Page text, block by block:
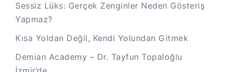
Sessiz Lüks: Gerçek Zenginler Neden Gösteriş
Yapmaz?
Kısa Yoldan Değil, Kendi Yolundan Gitmek
Demian Academy – Dr. Tayfun Topaloğlu